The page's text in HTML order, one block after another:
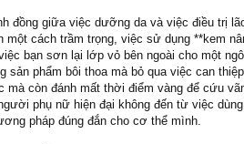
đồng giữa việc dưỡng da và việc điều trị
một cách trầm trọng, việc sử dụng **kem
bạn sơn lại lớp vỏ bên ngoài cho một
sản phẩm bôi thoa mà bỏ qua việc can
mà còn đánh mất thời điểm vàng để cứu
phụ nữ hiện đại không đến từ việc
pháp đúng đắn cho cơ thể mình.